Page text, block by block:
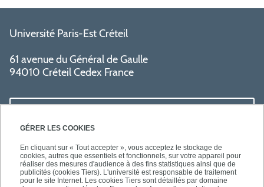
GÉRER LES COOKIES
En cliquant sur « Tout accepter », vous acceptez le stockage de
cookies, autres que essentiels et fonctionnels, sur votre appareil pour
réaliser des mesures d'audience à des fins statistiques ainsi que de
publicités (cookies Tiers). L'université est responsable de traitement
pour le site Internet. Les cookies Tiers sont détaillés par domaine
Université Paris-Est Créteil
61 avenue du Général de Gaulle
94010 Créteil Cedex France
SUIVEZ-NOUS